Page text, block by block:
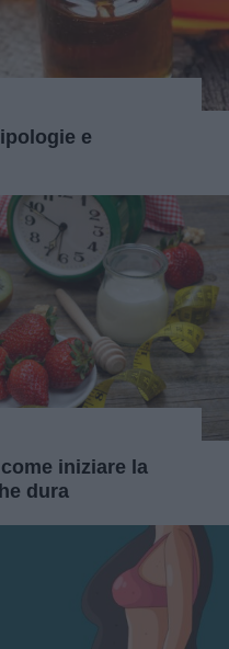
e
iniziare la
dura